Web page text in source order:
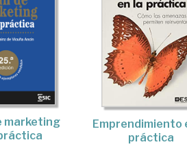
marketing
Emprendimiento
práctica